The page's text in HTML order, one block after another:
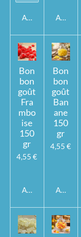
Ajouter au panier
Ajouter
Bon
bon
goût
Fra
mbo
ise
150
gr
4,55 €
Ajouter au panier
Bon
bon
goût
Ban
ane
150
gr
4,55 €
Ajouter